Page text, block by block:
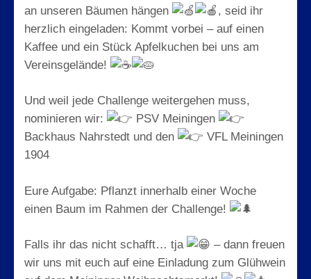
an unseren Bäumen hängen
, seid ihr
herzlich eingeladen: Kommt vorbei – auf einen
Kaffee und ein Stück Apfelkuchen bei uns am
Vereinsgelände!
Und weil jede Challenge weitergehen muss,
nominieren wir:
PSV Meiningen
Backhaus Nahrstedt und den
VFL Meiningen
1904
Eure Aufgabe: Pflanzt innerhalb einer Woche
einen Baum im Rahmen der Challenge!
Falls ihr das nicht schafft… tja
– dann freuen
wir uns mit euch auf eine Einladung zum Glühwein